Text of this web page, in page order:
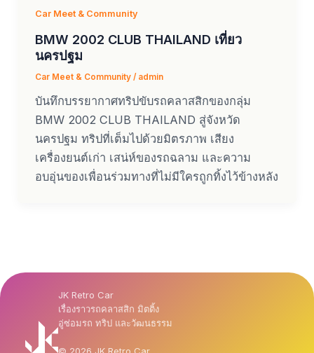
Car Meet & Community
BMW 2002 CLUB THAILAND เที่ยว
นครปฐม
Car Meet & Community/ admin
บันทึกบรรยากาศทริปขับรถคลาสสิกของกลุ่ม
BMW 2002 CLUB THAILAND สู่จังหวัด
นครปฐม ทริปที่เต็มไปด้วยมิตรภาพ เสียง
เครื่องยนต์เก่า เสน่ห์ของรถฉลาม และความ
อบอุ่นของเพื่อนร่วมทางที่ไม่มีใครถูกทิ้งไว้ข้างหลัง
JK Retro Car
เรื่องราวรถคลาสสิก มิตติ้ง
อู่ซ่อมรถ ทริป และวัฒนธรรม